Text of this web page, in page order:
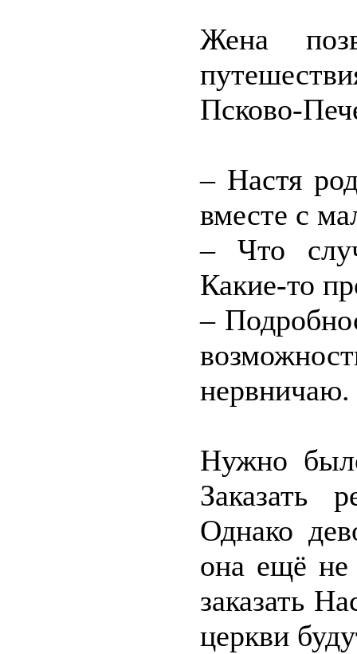
Жена
Псково-
– Настя
вместе с
– Что
Какие-то
–
Нужно
Заказать
Однако
она ещё не
заказать
церкви